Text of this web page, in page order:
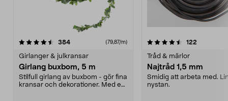
384recensioner (79,87/m)
Girlanger & julkransar
Girlang buxbom, 5 m
Stilfull girlang av buxbom - gör fina
kransar och dekorationer. Med en
4.5 av 5 stjärnor 122
Tråd & märlor
Najtråd 1,5 mm
Smidig att arbeta med.
nystan.
4.5 av 5 stjärnor